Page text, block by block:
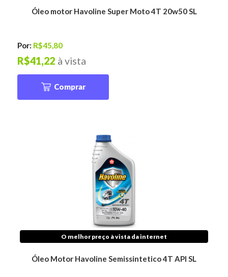
Óleo motor Havoline Super Moto 4T 20w50 SL
Por: R$45,80
à vista
R$41,22
Comprar
O melhor preço à vista da internet
Óleo Motor Havoline Semissintetico 4T API SL